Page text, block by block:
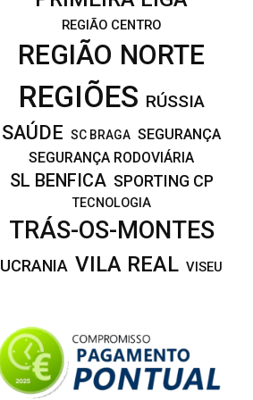
REGIÃO CENTRO
REGIÃO NORTE
REGIÕES RÚSSIA
SAÚDE SC BRAGA SEGURANÇA
SEGURANÇA RODOVIÁRIA
SL BENFICA SPORTING CP
TECNOLOGIA
TRÁS-OS-MONTES
UCRANIA VILA REAL VISEU